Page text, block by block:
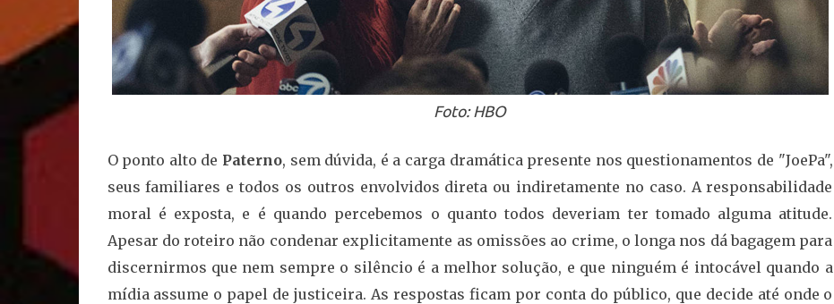
Foto: HBO
O ponto alto de Paterno, sem dúvida, é a carga dramática presente nos questionamentos de "JoePa",
seus familiares e todos os outros envolvidos direta ou indiretamente no caso. A responsabilidade
moral é exposta, e é quando percebemos o quanto todos deveriam ter tomado alguma atitude.
Apesar do roteiro não condenar explicitamente as omissões ao crime, o longa nos dá bagagem para
discernirmos que nem sempre o silêncio é a melhor solução, e que ninguém é intocável quando a
mídia assume o papel de justiceira. As respostas ficam por conta do público, que decide até onde o